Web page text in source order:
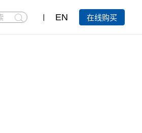
搜
索
EN 在线购买